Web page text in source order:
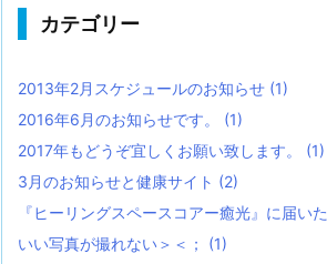
カテゴリー
2013年2月スケジュールのお知らせ (1)
2016年6月のお知らせです。 (1)
2017年もどうぞ宜しくお願い致します。 (1)
3月のお知らせと健康サイト (2)
『ヒーリングスペースコアー癒光』に届いた
いい写真が撮れない＞＜； (1)